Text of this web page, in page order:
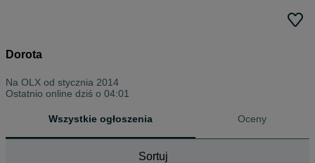
Dorota
Na OLX od stycznia 2014
Ostatnio online dziś o 04:01
Wszystkie ogłoszenia Oceny
Sortuj